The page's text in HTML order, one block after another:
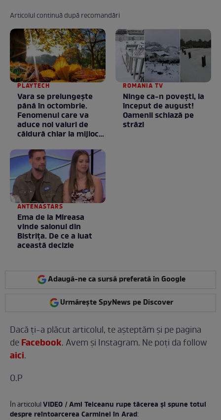
Articolul continuă după recomandări
PLAYTECH
Vara se prelungeşte
până în octombrie.
Fenomenul care va
aduce noi valuri de
căldură chiar la mijlocul
ROMANIA TV
Ninge ca-n povești, la
început de august!
Oamenii schiază pe
străzi
ANTENASTARS
Ema de la Mireasa
vinde salonul din
Bistrița. De ce a luat
această decizie
Adaugă-ne ca sursă preferată în Google
Urmărește SpyNews pe Discover
Dacă ţi-a plăcut articolul, te așteptăm și pe pagina
deFacebook. Avem și Instagram. Ne poți da follow
aici.
O.P
În articolulVIDEO / Ami Teiceanu rupe tăcerea şi spune totul
despre reîntoarcerea Carminei în Arad: